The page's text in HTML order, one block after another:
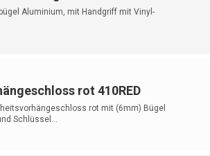
Aluminium, mit Handgriff mit Vinyl-
rot 410RED
rot mit (6mm) Bügel
Schlüssel...